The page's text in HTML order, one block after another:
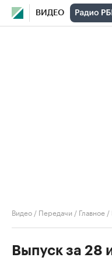
ВИДЕО
Видео / Передачи / Главное /
Выпуск за 28